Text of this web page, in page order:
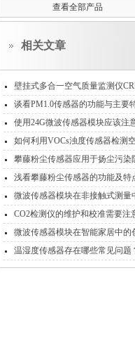
查看全部产品
相关文章
壁挂式多合一空气质量监测仪
S6,实时输出六种数据
谈看PM1.0传感器的功能与主要
使用24G微波传感器模块应该注
要点有哪些
如何利用VOCs浊度传感器检测
污染？
攀藤粉尘传感器应用于扬尘污染
浅看攀藤粉尘传感器的功能及特
微波传感器模块在非接触式测量
价值与潜力
CO2检测仪的维护和校准需要注
些事项
微波传感器模块在智能家居中的
应用
温湿度传感器存在哪些常见问题